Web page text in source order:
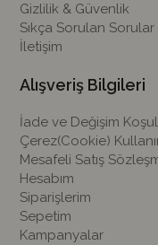
Gizlilik & Güvenlik
Sıkça Sorulan Sorular
İletişim
Alışveriş Bilgileri
İade ve Değişim
Çerez(Cookie)
Mesafeli Satış
Hesabım
Siparişlerim
Sepetim
Kampanyalar